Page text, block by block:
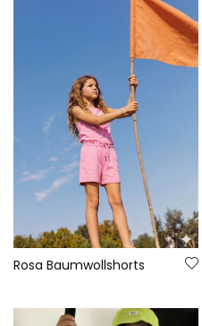
Rosa Baumwollshorts